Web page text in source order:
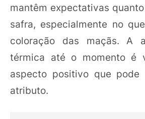
mantêm expectativas
safra, especialmente no
coloração das maçãs. A
térmica até o momento é
aspecto positivo que pode
atributo.